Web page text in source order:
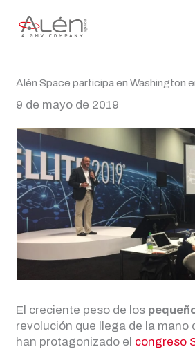
contenido
Alén Space participa en Washington
9 de mayo de 2019
El creciente peso de los
revolución que llega de la mano
han protagonizado el congreso